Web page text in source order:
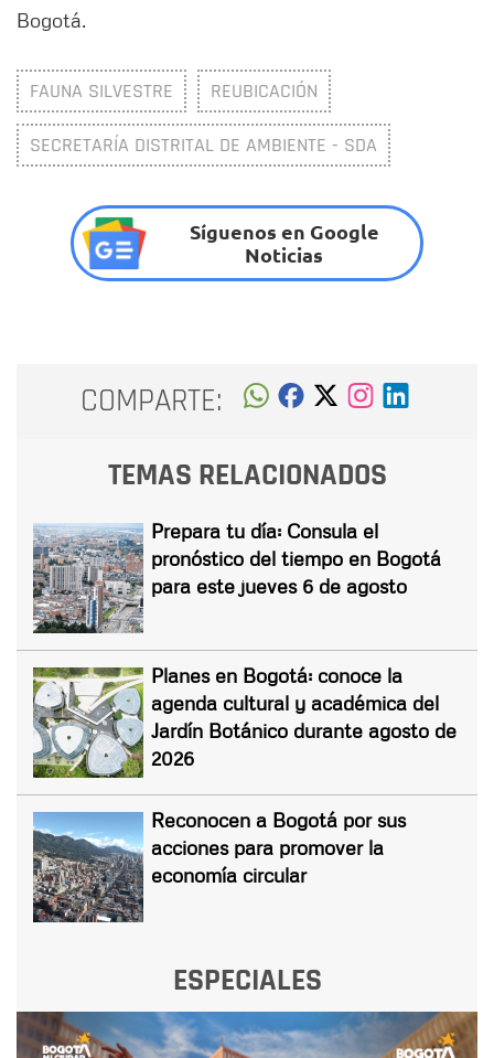
Bogotá.
FAUNA SILVESTRE REUBICACIÓN
SECRETARÍA DISTRITAL DE AMBIENTE - SDA
Síguenos en Google
Noticias
COMPARTE:
TEMAS RELACIONADOS
Prepara tu día: Consula el
pronóstico del tiempo en Bogotá
para este jueves 6 de agosto
Planes en Bogotá: conoce la
agenda cultural y académica del
Jardín Botánico durante agosto de
2026
Reconocen a Bogotá por sus
acciones para promover la
economía circular
ESPECIALES